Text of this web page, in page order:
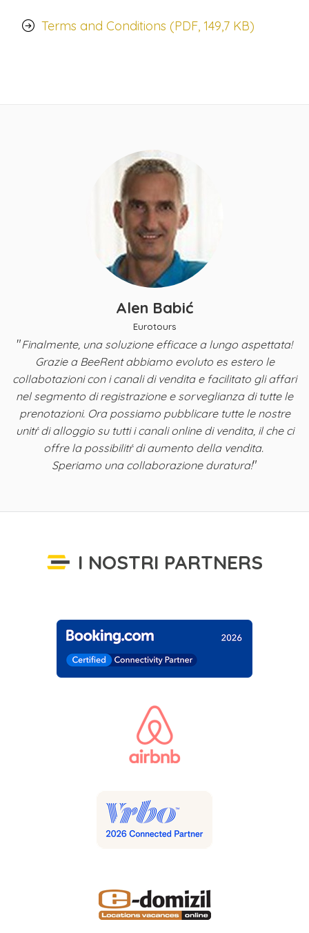
Terms and Conditions (PDF, 149,7 KB)
Alen Babić
Eurotours
"Finalmente, una soluzione efficace a lungo aspettata!
Grazie a BeeRent abbiamo evoluto es estero le
collabotazioni con i canali di vendita e facilitato gli affari
nel segmento di registrazione e sorveglianza di tutte le
prenotazioni. Ora possiamo pubblicare tutte le nostre
unitŕ di alloggio su tutti i canali online di vendita, il che ci
offre la possibilitŕ di aumento della vendita.
Speriamo una collaborazione duratura!"
I NOSTRI PARTNERS